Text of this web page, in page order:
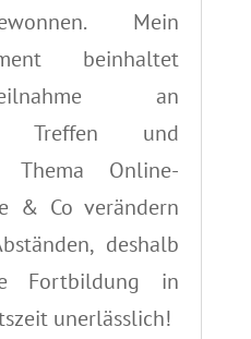
Mein
beinhaltet
an
Treffen und
Thema Online-
& Co verändern
deshalb
Fortbildung in
unerlässlich!